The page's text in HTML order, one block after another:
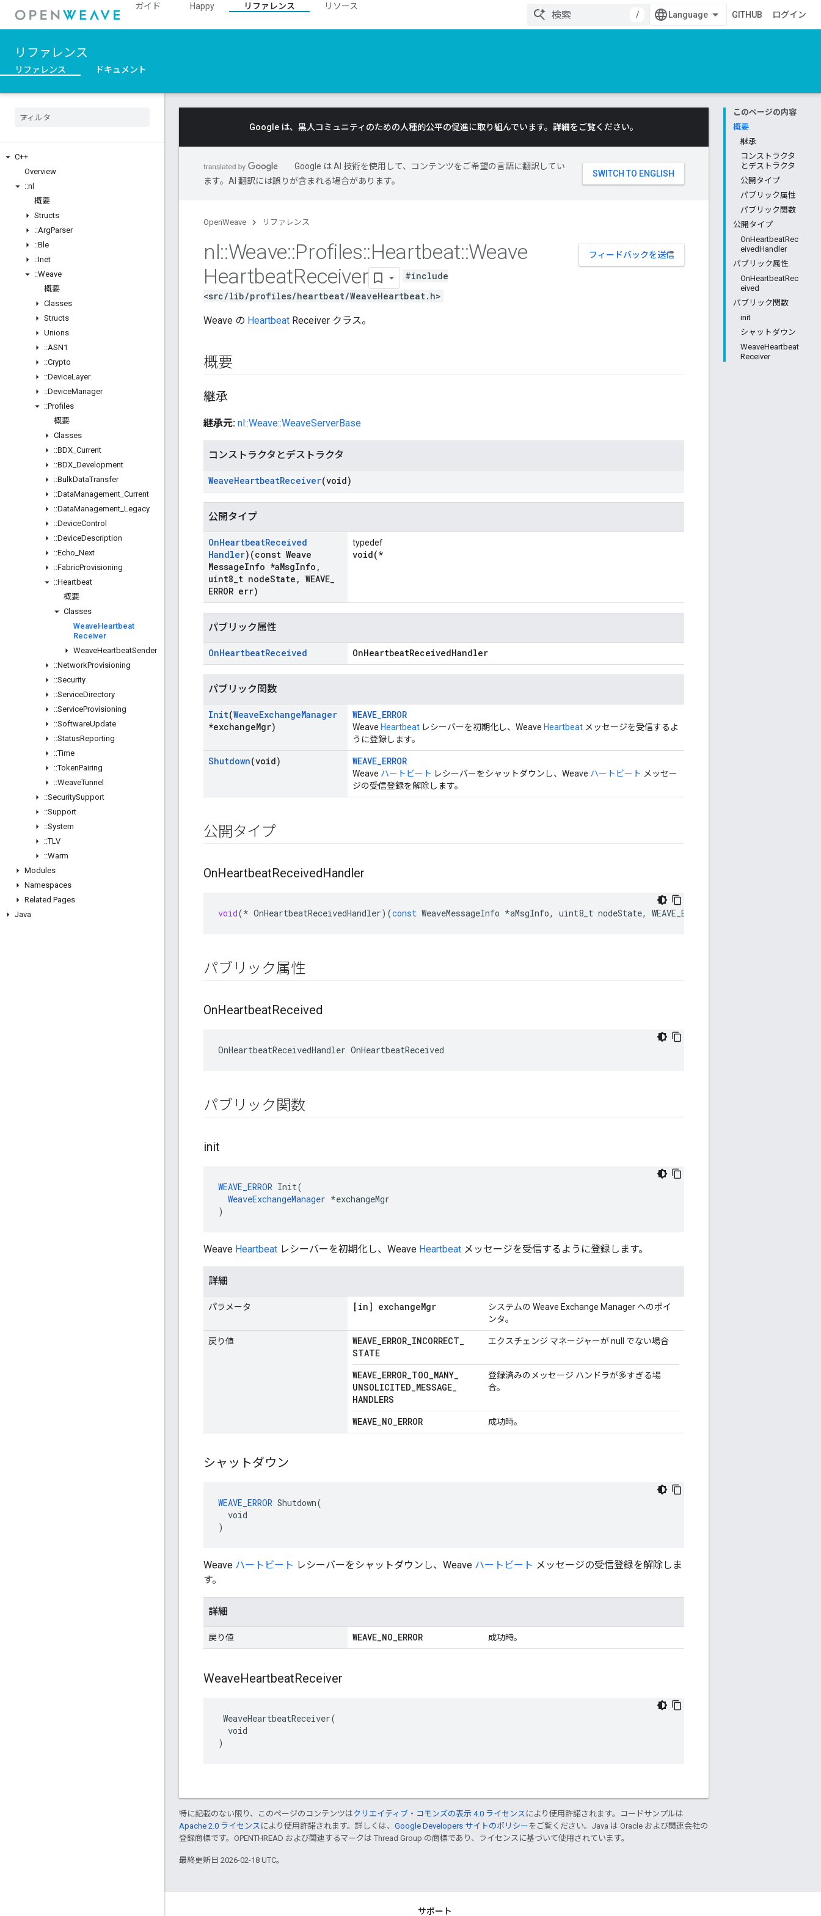
ガイド Happy リファレンス
リソース
/
GITHUB ログイン
リファレンス
リファレンス ドキュメント
C++
Overview
::nl
概要
Structs
::ArgParser
::Ble
::Inet
::Weave
概要
Classes
Structs
Unions
::ASN1
::Crypto
::DeviceLayer
::DeviceManager
::Profiles
概要
Classes
::BDX Current
::BDX Development
::BulkDataTransfer
::DataManagement Current
::DataManagement Legacy
::DeviceControl
::DeviceDescription
::Echo Next
::FabricProvisioning
::Heartbeat
概要
Classes
WeaveHeartbeat
Receiver
WeaveHeartbeatSender
::NetworkProvisioning
::Security
::ServiceDirectory
::ServiceProvisioning
::SoftwareUpdate
::StatusReporting
::Time
::TokenPairing
::WeaveTunnel
::SecuritySupport
::Support
::System
::TLV
::Warm
Modules
Namespaces
Related Pages
Java
このページの内容
概要
継承
コンストラクタ
とデストラクタ
公開タイプ
パブリック属性
パブリック関数
公開タイプ
OnHeartbeatRec
eivedHandler
パブリック属性
OnHeartbeatRec
eived
パブリック関数
init
シャットダウン
WeaveHeartbeat
Receiver
Google は、黒人コミュニティのための人種的公平の促進に取り組んでいます。 詳細をご覧ください。
Google は AI 技術を使用して、コンテンツをご希望の言語に翻訳してい
ます。AI 翻訳には誤りが含まれる場合があります。
OpenWeave リファレンス
フィードバックを送信
nl::Weave::Profiles::Heartbeat::Weave
HeartbeatReceiver
#include
<src/lib/profiles/heartbeat/WeaveHeartbeat.h>
Weave の Heartbeat Receiver クラス。
概要
継承
継承元: nl::Weave::WeaveServerBase
コンストラクタとデストラクタ
WeaveHeartbeatReceiver(void)
公開タイプ
OnHeartbeatReceived
Handler)(const Weave
MessageInfo *aMsgInfo ,
uint8 t nodeState , WEAVE
ERROR err)
typedef
void(*
パブリック属性
OnHeartbeatReceived OnHeartbeatReceivedHandler
パブリック関数
Init(WeaveExchangeManager
*exchangeMgr)
WEAVE_ERROR
Weave Heartbeat レシーバーを初期化し、Weave Heartbeat メッセージを受信するよ
うに登録します。
Shutdown(void) WEAVE_ERROR
Weave ハートビート レシーバーをシャットダウンし、Weave ハートビート メッセー
ジの受信登録を解除します。
公開タイプ
OnHeartbeatReceivedHandler
void(* OnHeartbeatReceivedHandler)(const WeaveMessageInfo *aMsgInfo, uint8_t nodeState, WEAVE_ERROR
パブリック属性
OnHeartbeatReceived
OnHeartbeatReceivedHandler OnHeartbeatReceived
パブリック関数
init
WEAVE_ERROR Init(
WeaveExchangeManager *exchangeMgr
)
Weave Heartbeat レシーバーを初期化し、Weave Heartbeat メッセージを受信するように登録します。
詳細
パラメータ [in] exchangeMgr
システムの Weave Exchange Manager へのポイ
ンタ。
戻り値 WEAVE_ERROR_INCORRECT_
STATE
エクスチェンジ マネージャーが null でない場合
WEAVE_ERROR_TOO_MANY_
UNSOLICITED_MESSAGE_
HANDLERS
登録済みのメッセージ ハンドラが多すぎる場
合。
WEAVE_NO_ERROR 成功時。
シャットダウン
WEAVE_ERROR Shutdown(
  void
)
Weave ハートビート レシーバーをシャットダウンし、Weave ハートビート メッセージの受信登録を解除しま
す。
詳細
戻り値 WEAVE_NO_ERROR 成功時。
WeaveHeartbeatReceiver
WeaveHeartbeatReceiver(
  void
)
特に記載のない限り、このページのコンテンツはクリエイティブ・コモンズの表示 4.0 ライセンス により使用許諾されます。コードサンプルは
Apache 2.0 ライセンス により使用許諾されます。詳しくは、 Google Developers サイトのポリシー をご覧ください。Java は Oracle および関連会社の
登録商標です。OPENTHREAD および関連するマークは Thread Group の商標であり、ライセンスに基づいて使用されています。
最終更新日 2026-02-18 UTC。
サポート